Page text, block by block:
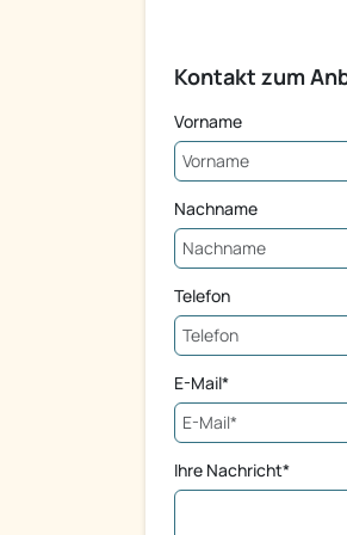
Kontakt zum
Vorname
Nachname
Telefon
E-Mail*
Ihre Nachricht*